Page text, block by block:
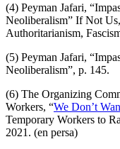
(4) Peyman Jafari,
Neoliberalism” If Not
Authoritarianism,
(5) Peyman Jafari,
Neoliberalism”, p. 145.
(6) The Organizing
Workers, “We Don’t
Temporary Workers to
2021. (en persa)